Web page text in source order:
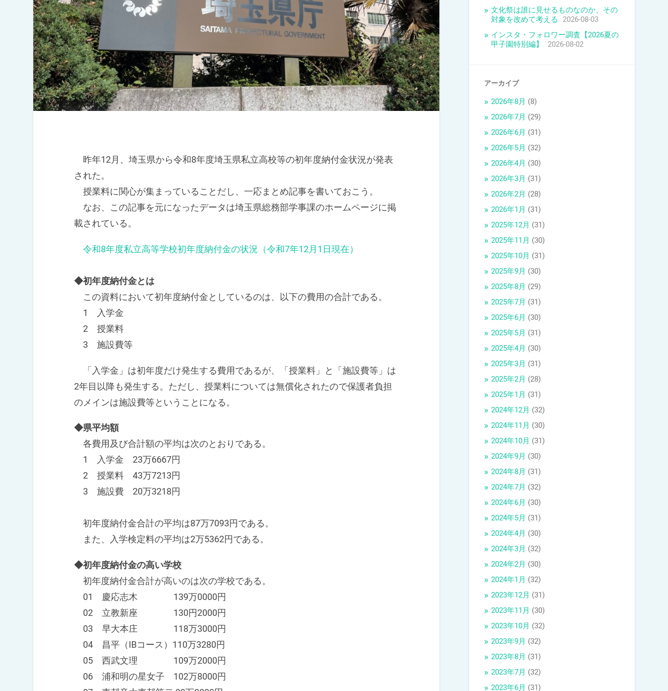
昨年12月、埼玉県から令和8年度埼玉県私立高校等の初年度納付金状況が発表
された。
授業料に関心が集まっていることだし、一応まとめ記事を書いておこう。
なお、この記事を元になったデータは埼玉県総務部学事課のホームページに掲
載されている。
令和8年度私立高等学校初年度納付金の状況（令和7年12月1日現在）
◆初年度納付金とは
この資料において初年度納付金としているのは、以下の費用の合計である。
1 入学金
2 授業料
3 施設費等
「入学金」は初年度だけ発生する費用であるが、「授業料」と「施設費等」は
2年目以降も発生する。ただし、授業料については無償化されたので保護者負担
のメインは施設費等ということになる。
◆県平均額
各費用及び合計額の平均は次のとおりである。
1 入学金 23万6667円
2 授業料 43万7213円
3 施設費 20万3218円
初年度納付金合計の平均は87万7093円である。
また、入学検定料の平均は2万5362円である。
◆初年度納付金の高い学校
初年度納付金合計が高いのは次の学校である。
01 慶応志木 139万0000円
02 立教新座 130円2000円
03 早大本庄 118万3000円
04 昌平（IBコース）110万3280円
05 西武文理 109万2000円
06 浦和明の星女子 102万8000円
文化祭は誰に見せるものなのか、その
対象を改めて考える
2026-08-03
インスタ・フォロワー調査【2026夏の
甲子園特別編】
2026-08-02
アーカイブ
2026年8月 (8)
2026年7月 (29)
2026年6月 (31)
2026年5月 (32)
2026年4月 (30)
2026年3月 (31)
2026年2月 (28)
2026年1月 (31)
2025年12月 (31)
2025年11月 (30)
2025年10月 (31)
2025年9月 (30)
2025年8月 (29)
2025年7月 (31)
2025年6月 (30)
2025年5月 (31)
2025年4月 (30)
2025年3月 (31)
2025年2月 (28)
2025年1月 (31)
2024年12月 (32)
2024年11月 (30)
2024年10月 (31)
2024年9月 (30)
2024年8月 (31)
2024年7月 (32)
2024年6月 (30)
2024年5月 (31)
2024年4月 (30)
2024年3月 (32)
2024年2月 (30)
2024年1月 (32)
2023年12月 (31)
2023年11月 (30)
2023年10月 (32)
2023年9月 (32)
2023年8月 (31)
2023年7月 (32)
2023年6月 (31)